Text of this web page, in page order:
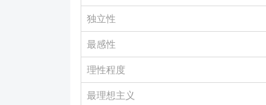
独立性
最感性
理性程度
最理想主义